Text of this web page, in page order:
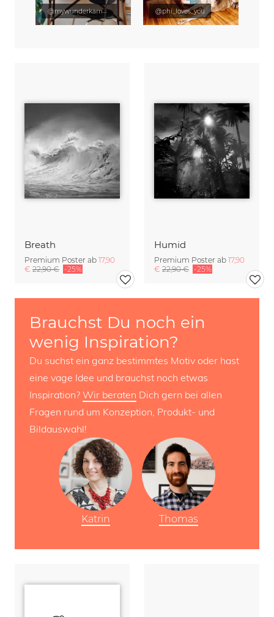
Breath
Premium Poster ab 17,90
€ 22,90 € -25%
Humid
Premium Poster ab 17,90
€ 22,90 € -25%
Brauchst Du noch ein
wenig Inspiration?
Du suchst ein ganz bestimmtes Motiv oder hast
eine vage Idee und brauchst noch etwas
Inspiration? Wir beraten Dich gern bei allen
Fragen rund um Konzeption, Produkt- und
Bildauswahl!
Katrin Thomas
@mywunderkammer @phi_loves_you